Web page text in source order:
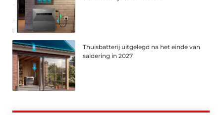
Thuisbatterij uitgelegd na het einde van
saldering in 2027